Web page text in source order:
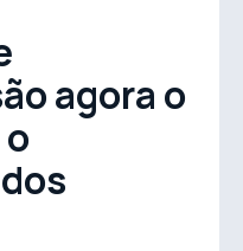
agora o